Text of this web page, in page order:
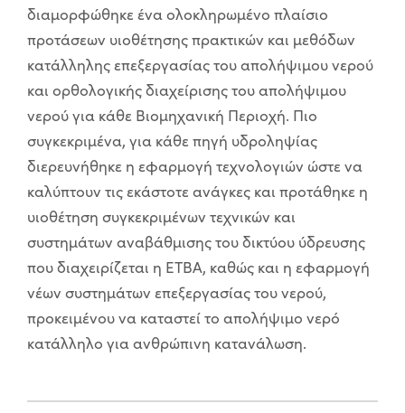
διαμορφώθηκε ένα ολοκληρωμένο πλαίσιο
προτάσεων υιοθέτησης πρακτικών και μεθόδων
κατάλληλης επεξεργασίας του απολήψιμου νερού
και ορθολογικής διαχείρισης του απολήψιμου
νερού για κάθε Βιομηχανική Περιοχή. Πιο
συγκεκριμένα, για κάθε πηγή υδροληψίας
διερευνήθηκε η εφαρμογή τεχνολογιών ώστε να
καλύπτουν τις εκάστοτε ανάγκες και προτάθηκε η
υιοθέτηση συγκεκριμένων τεχνικών και
συστημάτων αναβάθμισης του δικτύου ύδρευσης
που διαχειρίζεται η ΕΤΒΑ, καθώς και η εφαρμογή
νέων συστημάτων επεξεργασίας του νερού,
προκειμένου να καταστεί το απολήψιμο νερό
κατάλληλο για ανθρώπινη κατανάλωση.